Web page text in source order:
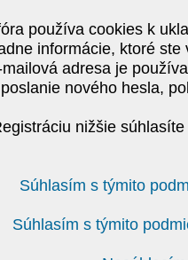
používa cookies k
informácie, ktoré
adresa je
nového hesla,
nižšie
Súhlasím s týmito
Súhlasím s týmito